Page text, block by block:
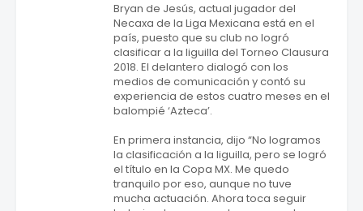
Bryan de Jesús, actual jugador del
Necaxa de la Liga Mexicana está en el
país, puesto que su club no logró
clasificar a la liguilla del Torneo Clausura
2018. El delantero dialogó con los
medios de comunicación y contó su
experiencia de estos cuatro meses en el
balompié ‘Azteca’.
En primera instancia, dijo “No logramos
la clasificación a la liguilla, pero se logró
el título en la Copa MX. Me quedo
tranquilo por eso, aunque no tuve
mucha actuación. Ahora toca seguir